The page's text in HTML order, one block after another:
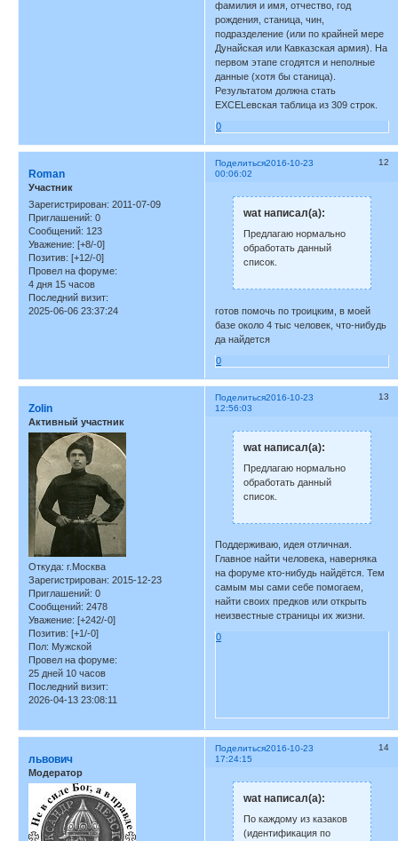
фамилия и имя, отчество, год
рождения, станица, чин,
подразделение (или по крайней мере
Дунайская или Кавказская армия). На
первом этапе сгодятся и неполные
данные (хотя бы станица).
Результатом должна стать
EXCELевская таблица из 309 строк.
0
Поделиться 12
2016-10-23
00:06:02
Roman
Участник
Зарегистрирован: 2011-07-09
Приглашений: 0
Сообщений: 123
Уважение: [+8/-0]
Позитив: [+12/-0]
Провел на форуме:
4 дня 15 часов
Последний визит:
2025-06-06 23:37:24
wat написал(а):
Предлагаю нормально
обработать данный
список.
готов помочь по троицким, в моей
базе около 4 тыс человек, что-нибудь
да найдется
0
Поделиться 13
2016-10-23
12:56:03
Zolin
Активный участник
Откуда: г.Москва
Зарегистрирован: 2015-12-23
Приглашений: 0
Сообщений: 2478
Уважение: [+242/-0]
Позитив: [+1/-0]
Пол: Мужской
Провел на форуме:
25 дней 10 часов
Последний визит:
2026-04-13 23:08:11
wat написал(а):
Предлагаю нормально
обработать данный
список.
Поддерживаю, идея отличная.
Главное найти человека, наверняка
на форуме кто-нибудь найдётся. Тем
самым мы сами себе помогаем,
найти своих предков или открыть
неизвестные страницы их жизни.
0
Поделиться 14
2016-10-23
17:24:15
львович
Модератор
wat написал(а):
По каждому из казаков
(идентификация по